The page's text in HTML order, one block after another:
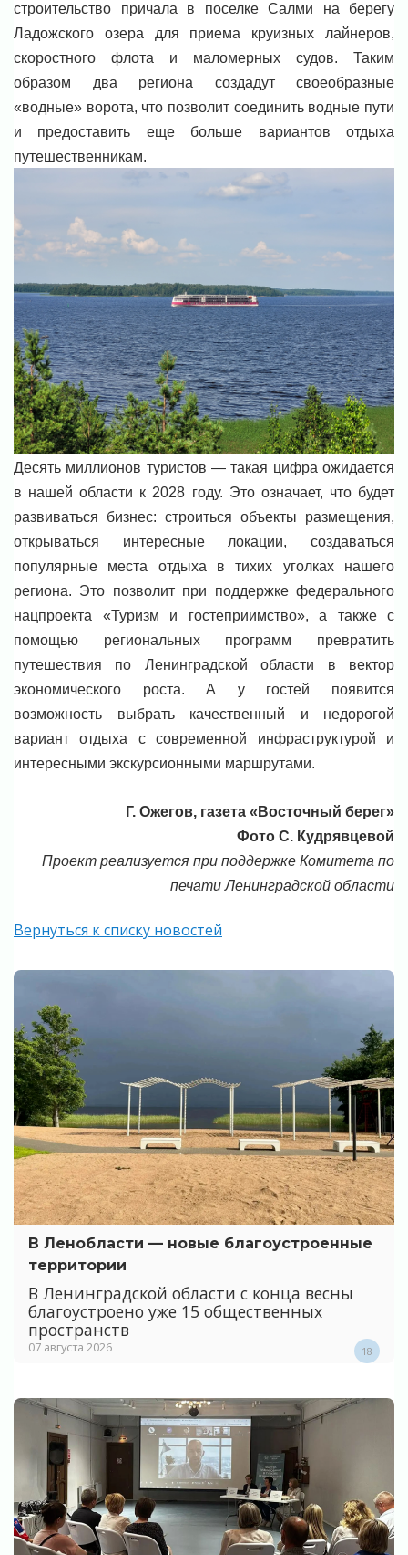
строительство причала в поселке Салми на берегу
Ладожского озера для приема круизных лайнеров,
скоростного флота и маломерных судов. Таким
образом два региона создадут своеобразные
«водные» ворота, что позволит соединить водные пути
и предоставить еще больше вариантов отдыха
путешественникам.
Десять миллионов туристов — такая цифра ожидается
в нашей области к 2028 году. Это означает, что будет
развиваться бизнес: строиться объекты размещения,
открываться интересные локации, создаваться
популярные места отдыха в тихих уголках нашего
региона. Это позволит при поддержке федерального
нацпроекта «Туризм и гостеприимство», а также с
помощью региональных программ превратить
путешествия по Ленинградской области в вектор
экономического роста. А у гостей появится
возможность выбрать качественный и недорогой
вариант отдыха с современной инфраструктурой и
интересными экскурсионными маршрутами.
Г. Ожегов, газета «Восточный берег»
Фото С. Кудрявцевой
Проект реализуется при поддержке Комитета по
печати Ленинградской области
Вернуться к списку новостей
В Ленобласти — новые благоустроенные
территории
В Ленинградской области с конца весны
благоустроено уже 15 общественных
пространств
07 августа 2026 18